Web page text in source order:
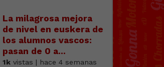
La milagrosa mejora
de nivel en euskera de
los alumnos vascos:
pasan de 0 a...
1kvistas | hace 4 semanas